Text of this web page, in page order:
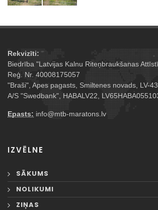
Rekvizīti:
Biedrība "Latvijas Kalnu Riteņbraukšanas
Reģ. Nr. 40008175057
"Braši", Apes pagasts, Smiltenes novads, LV-
A/S "Swedbank", HABALV22,
Epasts: info@mtb-maratons.lv
IZVĒLNE
SĀKUMS
NOLIKUMI
ZIŅAS